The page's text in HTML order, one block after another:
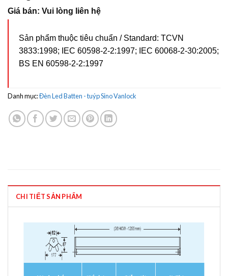
Giá bán: Vui lòng liên hệ
Sản phẩm thuộc tiêu chuẩn / Standard: TCVN
3833:1998; IEC 60598-2-2:1997; IEC 60068-2-30:2005;
BS EN 60598-2-2:1997
Danh mục:Đèn Led Batten - tuýp Sino Vanlock
CHI TIẾT SẢN PHẨM